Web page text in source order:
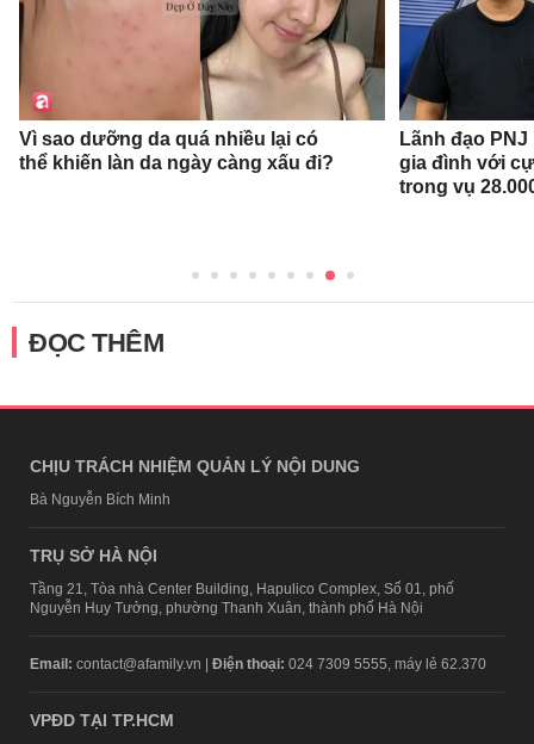
Vì sao dưỡng da quá nhiều lại có
thể khiến làn da ngày càng xấu đi?
Lãnh đạo
gia đình với
trong vụ
ĐỌC THÊM
CHỊU TRÁCH NHIỆM QUẢN LÝ NỘI DUNG
Bà Nguyễn Bích Minh
TRỤ SỞ HÀ NỘI
Tầng 21, Tòa nhà Center Building, Hapulico Complex, Số 01, phố
Nguyễn Huy Tưởng, phường Thanh Xuân, thành phố Hà Nội
Email: contact@afamily.vn | Điện thoại: 024 7309 5555, máy lẻ 62.370
VPĐD TẠI TP.HCM